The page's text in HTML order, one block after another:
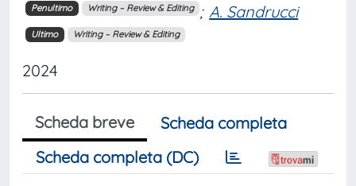
Penultimo Writing – Review & Editing ; A. Sandrucci
Ultimo Writing – Review & Editing
2024
Scheda breve
Scheda completa
Scheda completa (DC)